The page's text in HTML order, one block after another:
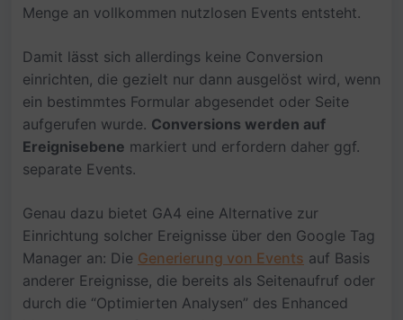
Menge an vollkommen nutzlosen Events entsteht.
Damit lässt sich allerdings keine Conversion
einrichten, die gezielt nur dann ausgelöst wird, wenn
ein bestimmtes Formular abgesendet oder Seite
aufgerufen wurde. Conversions werden auf
Ereignisebene markiert und erfordern daher ggf.
separate Events.
Genau dazu bietet GA4 eine Alternative zur
Einrichtung solcher Ereignisse über den Google Tag
Manager an: Die Generierung von Events auf Basis
anderer Ereignisse, die bereits als Seitenaufruf oder
durch die “Optimierten Analysen” des Enhanced